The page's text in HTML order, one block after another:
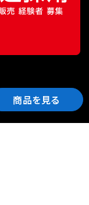
商品を見る